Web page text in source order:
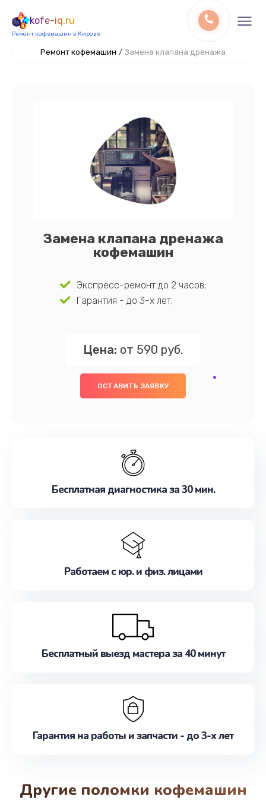
kofe-iq.ru
Ремонт кофемашин в Кирове
Ремонт кофемашин / Замена клапана дренажа
Замена клапана дренажа
кофемашин
Экспресс-ремонт до 2 часов;
Гарантия - до 3-х лет;
Цена: от 590 руб.
ОСТАВИТЬ ЗАЯВКУ
Бесплатная диагностика за 30 мин.
Работаем с юр. и физ. лицами
Бесплатный выезд мастера за 40 минут
Гарантия на работы и запчасти - до 3-х лет
Другие поломки кофемашин